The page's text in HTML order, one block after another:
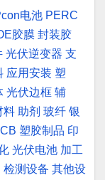
电池 PERC
胶膜 封装胶
光伏逆变器 支
应用安装 塑
光伏边框 辅
料 助剂 玻纤 银
塑胶制品 印
光伏电池 加工
检测设备 其他设